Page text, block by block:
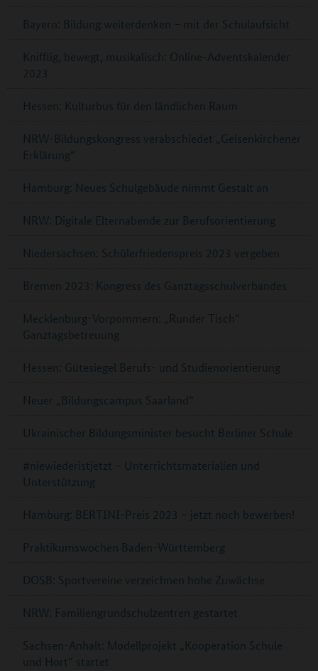
Bayern: Bildung weiterdenken – mit der Schulaufsicht
Knifflig, bewegt, musikalisch: Online-Adventskalender
2023
Hessen: Kulturbus für den ländlichen Raum
NRW-Bildungskongress verabschiedet „Gelsenkirchener
Erklärung“
Hamburg: Neues Schulgebäude nimmt Gestalt an
NRW: Digitale Elternabende zur Berufsorientierung
Niedersachsen: Schülerfriedenspreis 2023 vergeben
Bremen 2023: Kongress des Ganztagsschulverbandes
Mecklenburg-Vorpommern: „Runder Tisch“
Ganztagsbetreuung
Hessen: Gütesiegel Berufs- und Studienorientierung
Neuer „Bildungscampus Saarland“
Ukrainischer Bildungsminister besucht Berliner Schule
#niewiederistjetzt – Unterrichtsmaterialien und
Unterstützung
Hamburg: BERTINI-Preis 2023 – jetzt noch bewerben!
Praktikumswochen Baden-Württemberg
DOSB: Sportvereine verzeichnen hohe Zuwächse
NRW: Familiengrundschulzentren gestartet
Sachsen-Anhalt: Modellprojekt „Kooperation Schule
und Hort“ startet